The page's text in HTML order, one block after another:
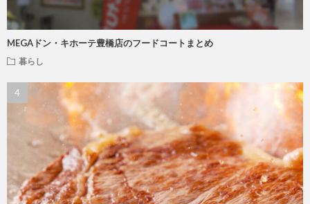
MEGAドン・キホーテ豊橋店のフードコートまとめ
暮らし